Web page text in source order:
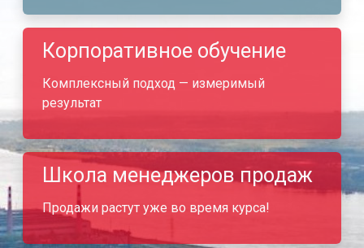
Корпоративное обучение
Комплексный подход — измеримый
результат
Школа менеджеров продаж
Продажи растут уже во время курса!